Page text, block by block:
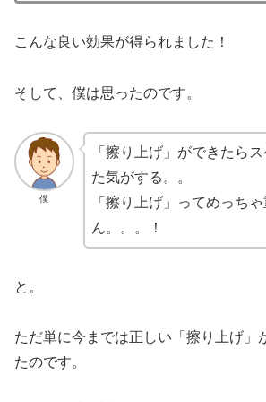
こんな良い効果が得られました！
そして、僕は思ったのです。
僕
「擦り上げ」ができたら
た気がする。。
「擦り上げ」ってめっち
ん。。。！
と。
ただ単に今までは正しい「擦り上げ」
たのです。